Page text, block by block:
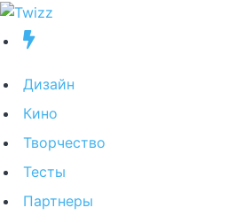
Дизайн
Кино
Творчество
Тесты
Партнеры